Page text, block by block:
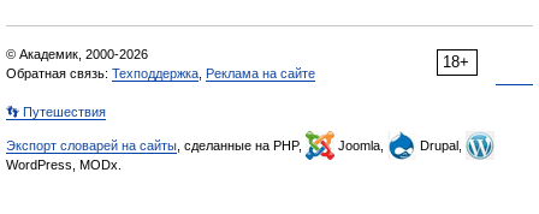
18+
© Академик, 2000-2026
Обратная связь: Техподдержка Реклама на сайте
👣 Путешествия
Экспорт словарей на сайты , сделанные на PHP, Joomla,
Drupal,
WordPress, MODx.